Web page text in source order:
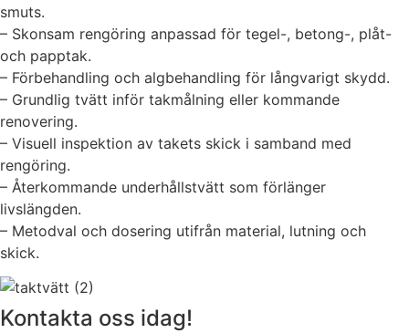
smuts.
– Skonsam rengöring anpassad för tegel-, betong-, plåt-
och papptak.
– Förbehandling och algbehandling för långvarigt skydd.
– Grundlig tvätt inför takmålning eller kommande
renovering.
– Visuell inspektion av takets skick i samband med
rengöring.
– Återkommande underhållstvätt som förlänger
livslängden.
– Metodval och dosering utifrån material, lutning och
skick.
Kontakta oss idag!